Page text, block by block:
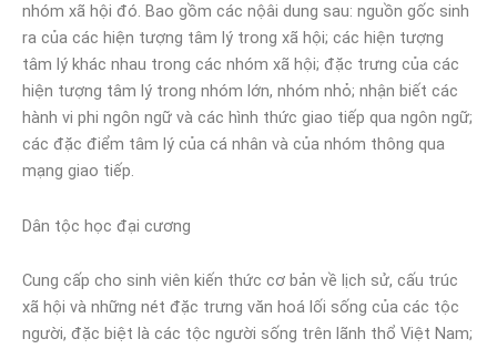
nhóm xã hội đó. Bao gồm các nộâi dung sau: nguồn gốc sinh
ra của các hiện tượng tâm lý trong xã hội; các hiện tượng
tâm lý khác nhau trong các nhóm xã hội; đặc trưng của các
hiện tượng tâm lý trong nhóm lớn, nhóm nhỏ; nhận biết các
hành vi phi ngôn ngữ và các hình thức giao tiếp qua ngôn ngữ;
các đặc điểm tâm lý của cá nhân và của nhóm thông qua
mạng giao tiếp.
Dân tộc học đại cương
Cung cấp cho sinh viên kiến thức cơ bản về lịch sử, cấu trúc
xã hội và những nét đặc trưng văn hoá lối sống của các tộc
người, đặc biệt là các tộc người sống trên lãnh thổ Việt Nam;